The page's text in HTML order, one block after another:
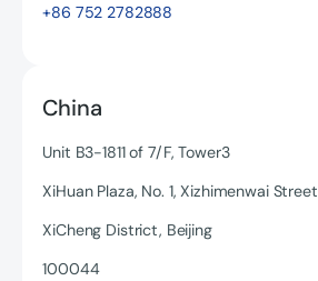
+86 752 2782888
China
Unit B3-1811 of 7/F, Tower3
XiHuan Plaza, No. 1, Xizhimenwai Street
XiCheng District, Beijing
100044